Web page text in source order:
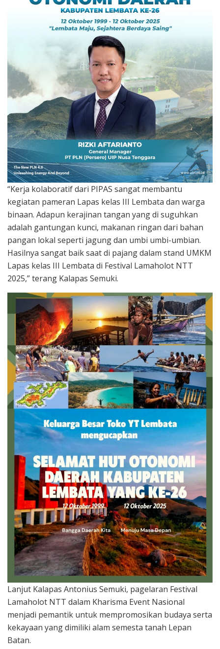
“Kerja kolaboratif dari PIPAS sangat membantu
kegiatan pameran Lapas kelas III Lembata dan warga
binaan. Adapun kerajinan tangan yang di suguhkan
adalah gantungan kunci, makanan ringan dari bahan
pangan lokal seperti jagung dan umbi umbi-umbian.
Hasilnya sangat baik saat di pajang dalam stand UMKM
Lapas kelas III Lembata di Festival Lamaholot NTT
2025,” terang Kalapas Semuki.
Lanjut Kalapas Antonius Semuki, pagelaran Festival
Lamaholot NTT dalam Kharisma Event Nasional
menjadi pemantik untuk mempromosikan budaya serta
kekayaan yang dimiliki alam semesta tanah Lepan
Batan.